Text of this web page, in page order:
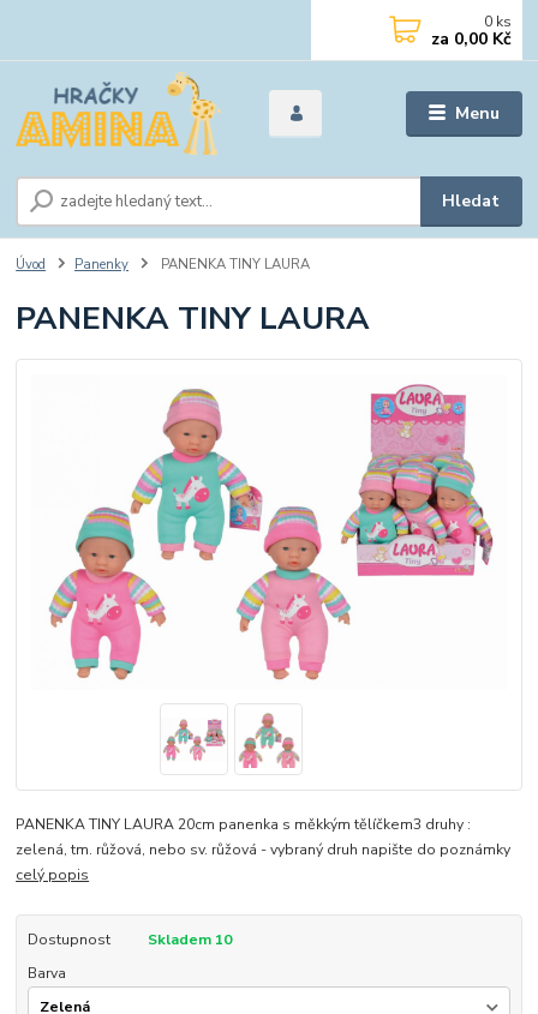
Menu
Hledat
0 ks
za 0,00 Kč
Úvod Panenky PANENKA TINY LAURA
PANENKA TINY LAURA
PANENKA TINY LAURA 20cm panenka s měkkým tělíčkem3 druhy :
zelená, tm. růžová, nebo sv. růžová - vybraný druh napište do poznámky
celý popis
Dostupnost
Skladem 10
Barva